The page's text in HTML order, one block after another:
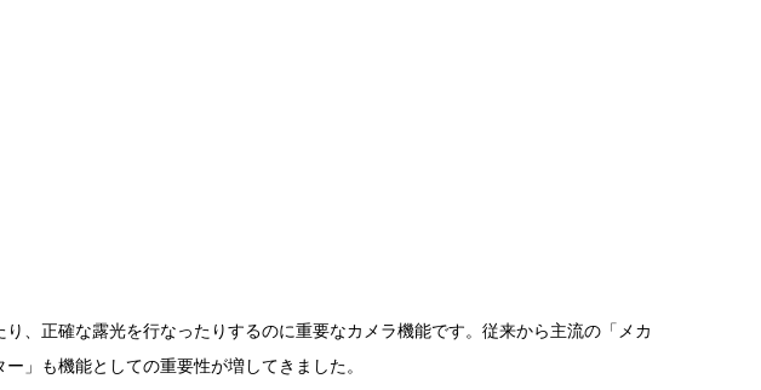
り、正確な露光を行なったりするのに重要なカメラ機能です。従来から主流の「メカ
」も機能としての重要性が増してきました。